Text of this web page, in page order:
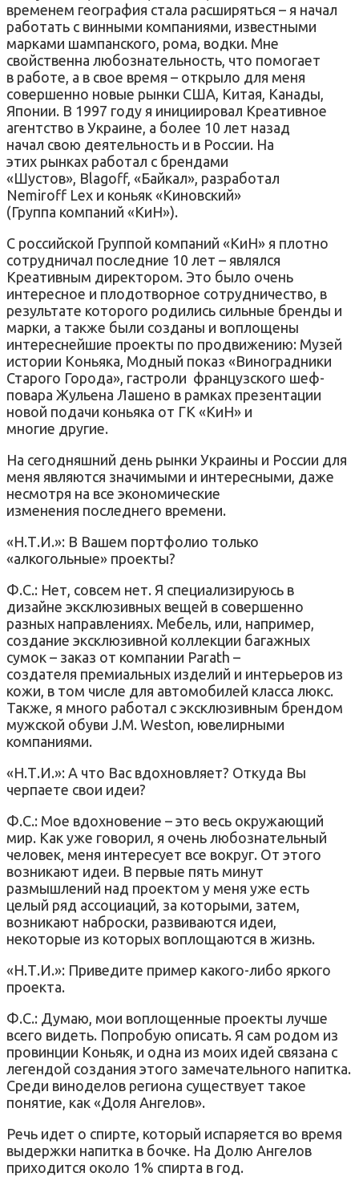
временем география стала расширяться – я начал
работать с винными компаниями, известными
марками шампанского, рома, водки. Мне
свойственна любознательность, что помогает
в работе, а в свое время – открыло для меня
совершенно новые рынки США, Китая, Канады,
Японии. В 1997 году я инициировал Креативное
агентство в Украине, а более 10 лет назад
начал свою деятельность и в России. На
этих рынках работал с брендами
«Шустов», Blagoff, «Байкал», разработал
Nemiroff Lex и коньяк «Киновский»
(Группа компаний «КиН»).
С российской Группой компаний «КиН» я плотно
сотрудничал последние 10 лет – являлся
Креативным директором. Это было очень
интересное и плодотворное сотрудничество, в
результате которого родились сильные бренды и
марки, а также были созданы и воплощены
интереснейшие проекты по продвижению: Музей
истории Коньяка, Модный показ «Виноградники
Старого Города», гастроли французского шеф-
повара Жульена Лашено в рамках презентации
новой подачи коньяка от ГК «КиН» и
многие другие.
На сегодняшний день рынки Украины и России для
меня являются значимыми и интересными, даже
несмотря на все экономические
изменения последнего времени.
«Н.Т.И.»: В Вашем портфолио только
«алкогольные» проекты?
Ф.С.: Нет, совсем нет. Я специализируюсь в
дизайне эксклюзивных вещей в совершенно
разных направлениях. Мебель, или, например,
создание эксклюзивной коллекции багажных
сумок – заказ от компании Parath –
создателя премиальных изделий и интерьеров из
кожи, в том числе для автомобилей класса люкс.
Также, я много работал с эксклюзивным брендом
мужской обуви J.M. Weston, ювелирными
компаниями.
«Н.Т.И.»: А что Вас вдохновляет? Откуда Вы
черпаете свои идеи?
Ф.С.: Мое вдохновение – это весь окружающий
мир. Как уже говорил, я очень любознательный
человек, меня интересует все вокруг. От этого
возникают идеи. В первые пять минут
размышлений над проектом у меня уже есть
целый ряд ассоциаций, за которыми, затем,
возникают наброски, развиваются идеи,
некоторые из которых воплощаются в жизнь.
«Н.Т.И.»: Приведите пример какого-либо яркого
проекта.
Ф.С.: Думаю, мои воплощенные проекты лучше
всего видеть. Попробую описать. Я сам родом из
провинции Коньяк, и одна из моих идей связана с
легендой создания этого замечательного напитка.
Среди виноделов региона существует такое
понятие, как «Доля Ангелов».
Речь идет о спирте, который испаряется во время
выдержки напитка в бочке. На Долю Ангелов
приходится около 1% спирта в год.